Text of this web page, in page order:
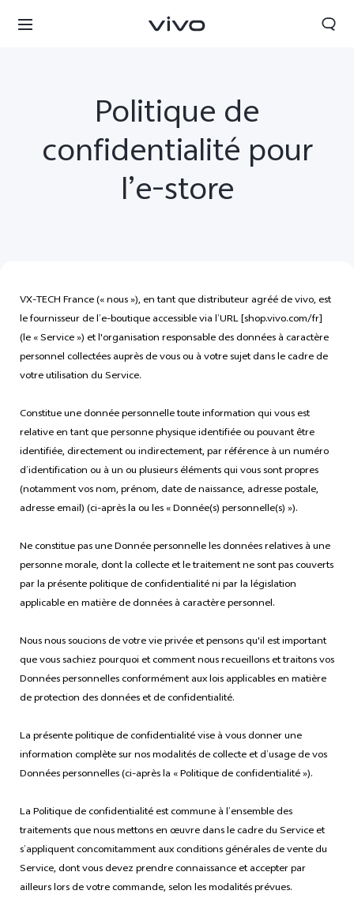
France | Sélectionnez un pays / une région
Politique de
confidentialité pour
l’e-store
VX-TECH France (« nous »), en tant que distributeur agréé de vivo, est
le fournisseur de l’e-boutique accessible via l’URL [shop.vivo.com/fr]
(le « Service ») et l'organisation responsable des données à caractère
personnel collectées auprès de vous ou à votre sujet dans le cadre de
votre utilisation du Service.
Constitue une donnée personnelle toute information qui vous est
relative en tant que personne physique identifiée ou pouvant être
identifiée, directement ou indirectement, par référence à un numéro
d’identification ou à un ou plusieurs éléments qui vous sont propres
(notamment vos nom, prénom, date de naissance, adresse postale,
adresse email) (ci-après la ou les « Donnée(s) personnelle(s) »).
Ne constitue pas une Donnée personnelle les données relatives à une
personne morale, dont la collecte et le traitement ne sont pas couverts
par la présente politique de confidentialité ni par la législation
applicable en matière de données à caractère personnel.
Nous nous soucions de votre vie privée et pensons qu'il est important
que vous sachiez pourquoi et comment nous recueillons et traitons vos
Données personnelles conformément aux lois applicables en matière
de protection des données et de confidentialité.
La présente politique de confidentialité vise à vous donner une
information complète sur nos modalités de collecte et d’usage de vos
Données personnelles (ci-après la « Politique de confidentialité »).
La Politique de confidentialité est commune à l’ensemble des
traitements que nous mettons en œuvre dans le cadre du Service et
s’appliquent concomitamment aux conditions générales de vente du
Service, dont vous devez prendre connaissance et accepter par
ailleurs lors de votre commande, selon les modalités prévues.